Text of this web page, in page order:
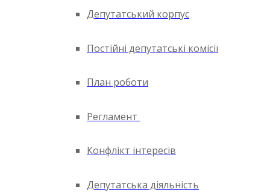
Депутатський корпус
Постійні депутатські комісії
План роботи
Регламент
Конфлікт інтересів
Депутатська діяльність